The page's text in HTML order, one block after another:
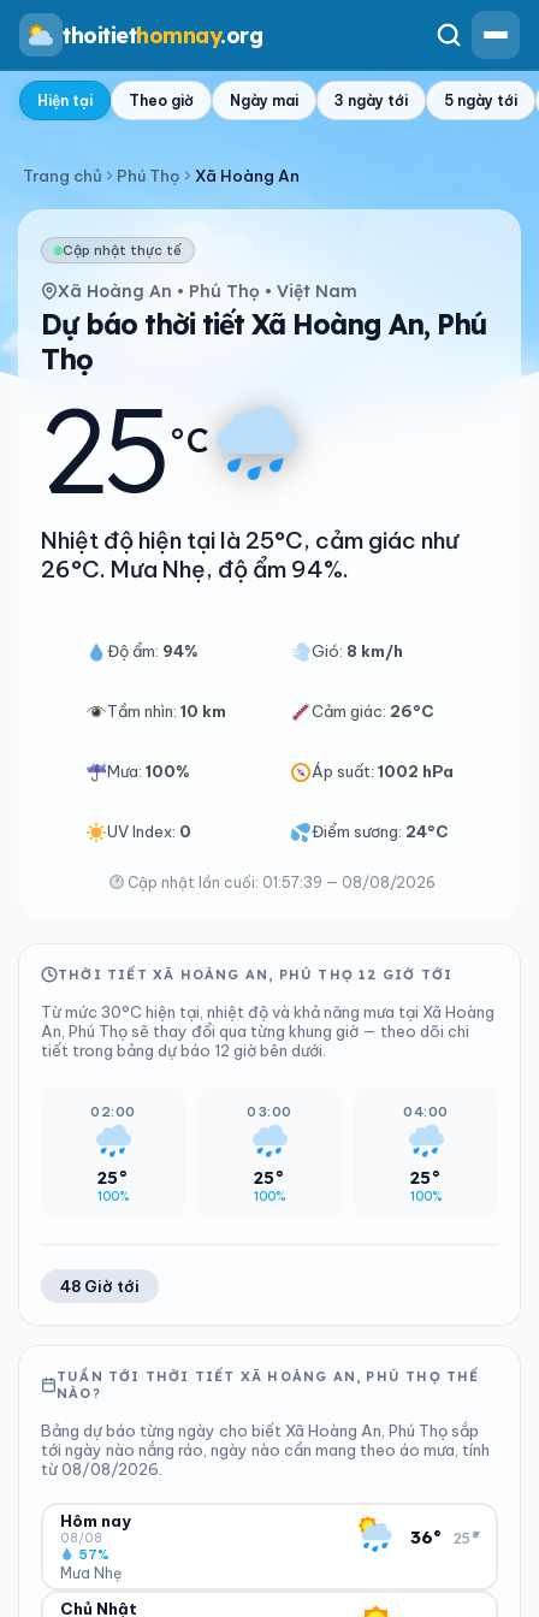
thoitiethomnay.org
Hiện tại Theo giờ Ngày mai 3 ngày tới 5 ngày tới
Trang chủ Phú Thọ Xã Hoàng An
Cập nhật thực tế
Xã Hoàng An • Phú Thọ • Việt Nam
Dự báo thời tiết Xã Hoàng An, Phú
Thọ
25°C
Nhiệt độ hiện tại là 25°C, cảm giác như
26°C. Mưa Nhẹ, độ ẩm 94%.
Độ ẩm: 94% Gió: 8 km/h
Tầm nhìn: 10 km Cảm giác: 26°C
Mưa: 100% Áp suất:1002 hPa
UV Index: 0 Điểm sương: 24°C
Cập nhật lần cuối: 01:57:39 — 08/08/2026
THỜI TIẾT XÃ HOÀNG AN, PHÚ THỌ 12 GIỜ TỚI
Từ mức 30°C hiện tại, nhiệt độ và khả năng mưa tại Xã Hoàng
An, Phú Thọ sẽ thay đổi qua từng khung giờ — theo dõi chi
tiết trong bảng dự báo 12 giờ bên dưới.
02:00
25°
100%
03:00
25°
100%
04:00
25°
100%
48 Giờ tới
TUẦN TỚI THỜI TIẾT XÃ HOÀNG AN, PHÚ THỌ THẾ
NÀO?
Bảng dự báo từng ngày cho biết Xã Hoàng An, Phú Thọ sắp
tới ngày nào nắng ráo, ngày nào cần mang theo áo mưa, tính
từ 08/08/2026.
Hôm nay
08/08
Mưa Nhẹ
57%
36° 25°
▾
ĐỘ ẨM
Chủ Nhật